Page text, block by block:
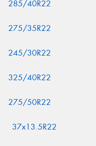
285/40R22
275/35R22
245/30R22
325/40R22
275/50R22
37x13.5R22